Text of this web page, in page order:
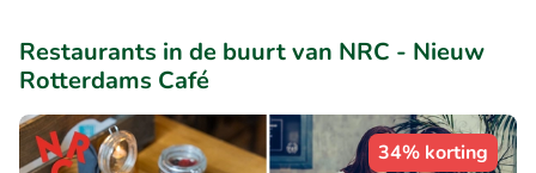
Restaurants in de buurt van NRC - Nieuw
Rotterdams Café
34% korting